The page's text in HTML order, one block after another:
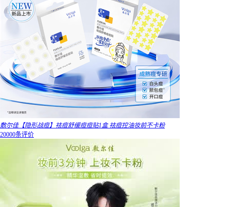
敷尔佳【隐形战痘】祛痘舒缓痘痘贴1盒 祛痘控油妆前不卡粉
20000条评价